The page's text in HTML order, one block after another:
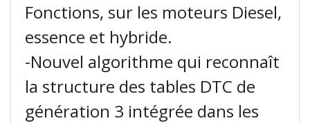
Fonctions, sur les moteurs Diesel,
essence et hybride.
-Nouvel algorithme qui reconnaît
la structure des tables DTC de
génération 3 intégrée dans les